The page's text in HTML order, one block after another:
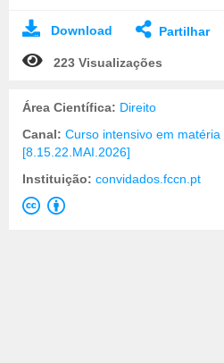
Download Partilhar
223 Visualizações
Área Científica: Direito
Canal: Curso intensivo em
[8.15.22.MAI.2026]
Instituição: convidados.fccn.pt